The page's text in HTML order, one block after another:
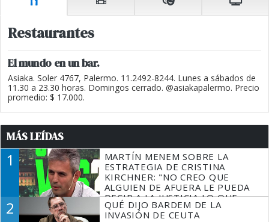
Restaurantes
El mundo en un bar.
Asiaka. Soler 4767, Palermo. 11.2492-8244. Lunes a sábados de
11.30 a 23.30 horas. Domingos cerrado. @asiakapalermo. Precio
promedio: $ 17.000.
MÁS LEÍDAS
1
MARTÍN MENEM SOBRE LA
ESTRATEGIA DE CRISTINA
KIRCHNER: "NO CREO QUE
ALGUIEN DE AFUERA LE PUEDA
DECIR A LA JUSTICIA LO QUE
TIENE QUE HACER"
2
QUÉ DIJO BARDEM DE LA
INVASIÓN DE CEUTA